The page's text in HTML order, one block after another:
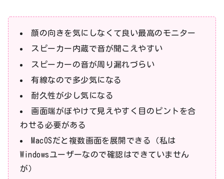
顔の向きを気にしなくて良い最高のモニター
スピーカー内蔵で音が聞こえやすい
スピーカーの音が周り漏れづらい
有線なので多少気になる
耐久性が少し気になる
画面端がぼやけて見えやすく目のピントを合
わせる必要がある
MacOSだと複数画面を展開できる（私は
Windowsユーザーなので確認はできていません
が）